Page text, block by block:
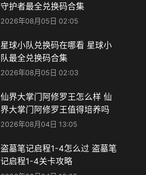
守护者最全兑换码合集
2026年08月05日 02:05
星球小队兑换码在哪看 星球小
队最全兑换码合集
2026年08月05日 02:03
仙界大掌门阿修罗王怎么样 仙
界大掌门阿修罗王值得培养吗
2026年08月04日 13:05
盗墓笔记启程1-4怎么过 盗墓笔
记启程1-4关卡攻略